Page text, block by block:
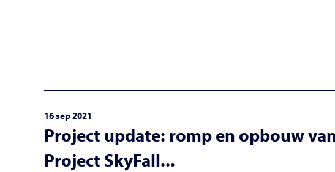
16 sep 2021
Project update: romp en opbouw
Project SkyFall...